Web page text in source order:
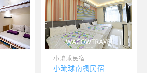
小琉球民宿
小琉球南楓民宿